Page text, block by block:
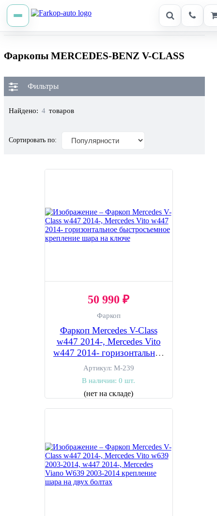
Фаркопы MERCEDES-BENZ V-CLASS
Фильтры
Найдено: 4 товаров
Сортировать по:
50 990 ₽
Фаркоп
Фаркоп Mercedes V-Class
w447 2014-, Mercedes Vito
w447 2014- горизонтальное
быстросъемное крепление
шара на ключе
Артикул: M-239
В наличии: 0 шт.
(нет на складе)